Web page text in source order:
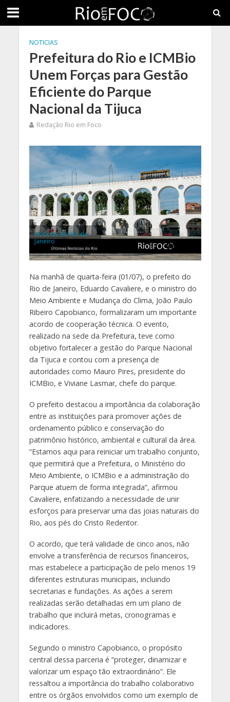
NOTICIAS
Prefeitura do Rio e ICMBio
Unem Forças para Gestão
Eficiente do Parque
Nacional da Tijuca
Redação Rio em Foco
Noticias do Rio de
Janeiro
Na manhã de quarta-feira (01/07), o prefeito do
Rio de Janeiro, Eduardo Cavaliere, e o ministro do
Meio Ambiente e Mudança do Clima, João Paulo
Ribeiro Capobianco, formalizaram um importante
acordo de cooperação técnica. O evento,
realizado na sede da Prefeitura, teve como
objetivo fortalecer a gestão do Parque Nacional
da Tijuca e contou com a presença de
autoridades como Mauro Pires, presidente do
ICMBio, e Viviane Lasmar, chefe do parque.
O prefeito destacou a importância da colaboração
entre as instituições para promover ações de
ordenamento público e conservação do
patrimônio histórico, ambiental e cultural da área.
“Estamos aqui para reiniciar um trabalho conjunto,
que permitirá que a Prefeitura, o Ministério do
Meio Ambiente, o ICMBio e a administração do
Parque atuem de forma integrada”, afirmou
Cavaliere, enfatizando a necessidade de unir
esforços para preservar uma das joias naturais do
Rio, aos pés do Cristo Redentor.
O acordo, que terá validade de cinco anos, não
envolve a transferência de recursos financeiros,
mas estabelece a participação de pelo menos 19
diferentes estruturas municipais, incluindo
secretarias e fundações. As ações a serem
realizadas serão detalhadas em um plano de
trabalho que incluirá metas, cronogramas e
indicadores.
Segundo o ministro Capobianco, o propósito
central dessa parceria é “proteger, dinamizar e
valorizar um espaço tão extraordinário”. Ele
ressaltou a importância do trabalho colaborativo
entre os órgãos envolvidos como um exemplo de